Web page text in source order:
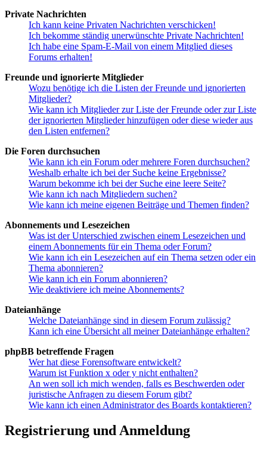
Private Nachrichten
Ich kann keine Privaten Nachrichten verschicken!
Ich bekomme ständig unerwünschte Private Nachrichten!
Ich habe eine Spam-E-Mail von einem Mitglied dieses
Forums erhalten!
Freunde und ignorierte Mitglieder
Wozu benötige ich die Listen der Freunde und ignorierten
Mitglieder?
Wie kann ich Mitglieder zur Liste der Freunde oder zur Liste
der ignorierten Mitglieder hinzufügen oder diese wieder aus
den Listen entfernen?
Die Foren durchsuchen
Wie kann ich ein Forum oder mehrere Foren durchsuchen?
Weshalb erhalte ich bei der Suche keine Ergebnisse?
Warum bekomme ich bei der Suche eine leere Seite?
Wie kann ich nach Mitgliedern suchen?
Wie kann ich meine eigenen Beiträge und Themen finden?
Abonnements und Lesezeichen
Was ist der Unterschied zwischen einem Lesezeichen und
einem Abonnements für ein Thema oder Forum?
Wie kann ich ein Lesezeichen auf ein Thema setzen oder ein
Thema abonnieren?
Wie kann ich ein Forum abonnieren?
Wie deaktiviere ich meine Abonnements?
Dateianhänge
Welche Dateianhänge sind in diesem Forum zulässig?
Kann ich eine Übersicht all meiner Dateianhänge erhalten?
phpBB betreffende Fragen
Wer hat diese Forensoftware entwickelt?
Warum ist Funktion x oder y nicht enthalten?
An wen soll ich mich wenden, falls es Beschwerden oder
juristische Anfragen zu diesem Forum gibt?
Wie kann ich einen Administrator des Boards kontaktieren?
Registrierung und Anmeldung